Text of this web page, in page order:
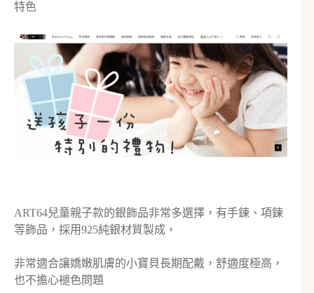
特色
ART64兒童親子款的銀飾品非常多選擇，有手鍊、項鍊
等飾品，採用925純銀材質製成，
非常適合讓嬌嫩肌膚的小寶貝長期配戴，舒適度極高，
也不擔心褪色問題